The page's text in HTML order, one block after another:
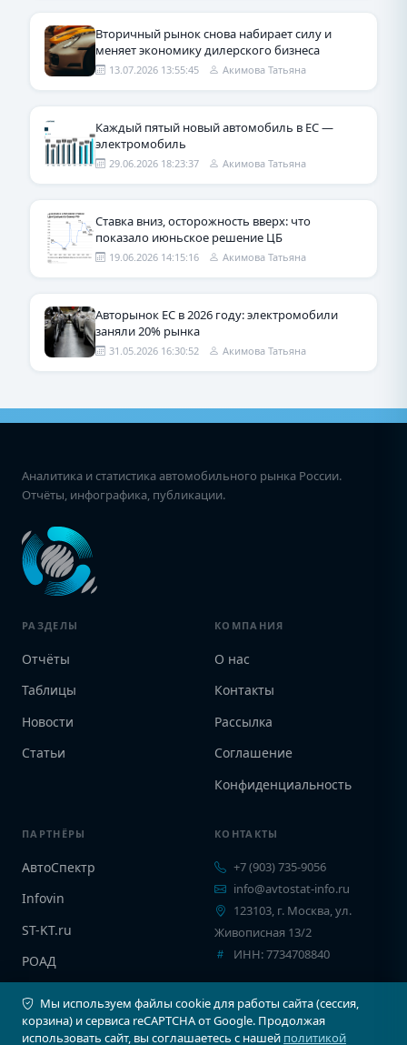
Вторичный рынок снова набирает силу и
меняет экономику дилерского бизнеса
13.07.2026 13:55:45 Акимова Татьяна
Каждый пятый новый автомобиль в ЕС —
электромобиль
29.06.2026 18:23:37 Акимова Татьяна
Ставка вниз, осторожность вверх: что
показало июньское решение ЦБ
19.06.2026 14:15:16 Акимова Татьяна
Авторынок ЕС в 2026 году: электромобили
заняли 20% рынка
31.05.2026 16:30:52 Акимова Татьяна
Аналитика и статистика автомобильного рынка России.
Отчёты, инфографика, публикации.
РАЗДЕЛЫ
Отчёты
Таблицы
Новости
Статьи
КОМПАНИЯ
О нас
Контакты
Рассылка
Соглашение
Конфиденциальность
ПАРТНЁРЫ
АвтоСпектр
Infovin
ST-KT.ru
РОАД
КОНТАКТЫ
+7 (903) 735-9056
info@avtostat-info.ru
123103, г. Москва, ул.
Живописная 13/2
ИНН: 7734708840
Мы используем файлы cookie для работы сайта (сессия,
корзина) и сервиса reCAPTCHA от Google. Продолжая
использовать сайт, вы соглашаетесь с нашей политикой